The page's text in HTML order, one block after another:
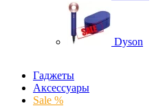
Dyson
Гаджеты
Аксессуары
Sale %